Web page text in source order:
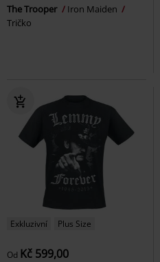
The Trooper
Iron Maiden
Tričko
Exkluzivní Plus Size
Od Kč 599,00